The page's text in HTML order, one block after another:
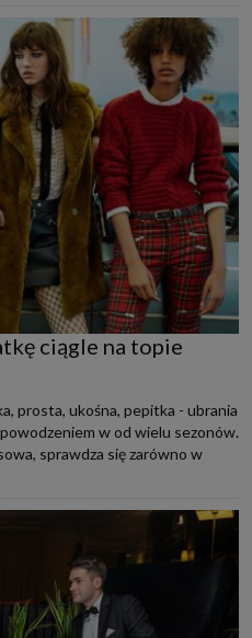
ciągle na topie
prosta, ukośna, pepitka - ubrania
w od wielu sezonów.
sprawdza się zarówno w